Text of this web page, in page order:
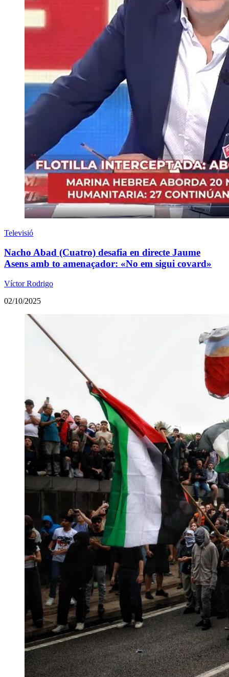
Televisió
Nacho Abad (Cuatro) desafia en directe Jaume
Asens amb to amenaçador: «No em sigui covard»
Víctor Rodrigo
02/10/2025